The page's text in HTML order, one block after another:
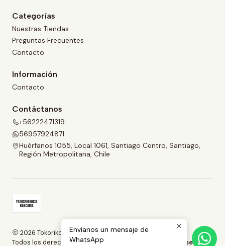
Categorías
Nuestras Tiendas
Preguntas Frecuentes
Contacto
Información
Contacto
Contáctanos
+56222471319
56957924871
Huérfanos 1055, Local 1061, Santiago Centro, Santiago,
Región Metropolitana, Chile
2026 Tokoriko.
Todos los derechos reservados.
Desarrollado por Jumpseller.
Envíanos un mensaje de
WhatsApp